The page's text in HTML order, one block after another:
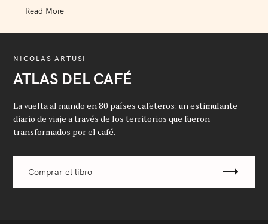
Read More
NICOLAS ARTUSI
ATLAS DEL CAFÉ
La vuelta al mundo en 80 países cafeteros: un estimulante
diario de viaje a través de los territorios que fueron
transformados por el café.
Comprar el libro